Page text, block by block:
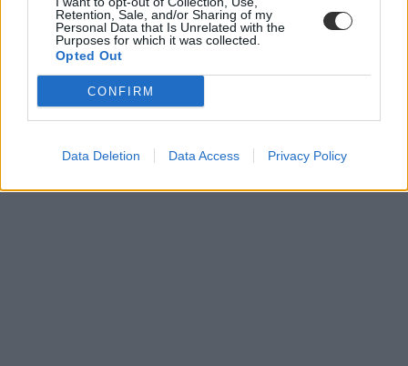
Retention, Sale, and/or Sharing of my
Personal Data that Is Unrelated with the
Purposes for which it was collected.
Opted Out
CONFIRM
Data Deletion Data Access Privacy Policy